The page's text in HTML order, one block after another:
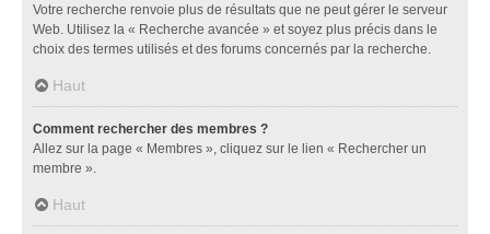
Votre recherche renvoie plus de résultats que ne peut gérer le serveur
Web. Utilisez la « Recherche avancée » et soyez plus précis dans le
choix des termes utilisés et des forums concernés par la recherche.
Haut
Comment rechercher des membres ?
Allez sur la page « Membres », cliquez sur le lien « Rechercher un
membre ».
Haut